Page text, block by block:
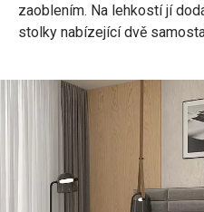
zaoblením. Na lehkostí jí
stolky nabízející dvě